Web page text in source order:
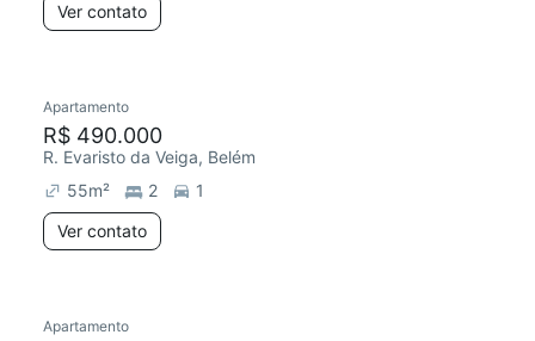
Ver contato
Redecorar
Apartamento
R$ 490.000
R. Evaristo da Veiga, Belém
55m² 2
1
Ver contato
Redecorar
Apartamento